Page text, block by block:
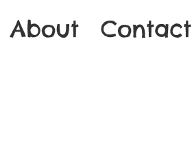
About Contact